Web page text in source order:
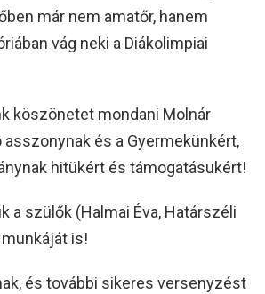
már nem amatőr, hanem
vág neki a Diákolimpiai
köszönetet mondani Molnár
és a Gyermekünkért,
hitükért és támogatásukért!
a szülők (Halmai Éva, Határszéli
is!
és további sikeres versenyzést